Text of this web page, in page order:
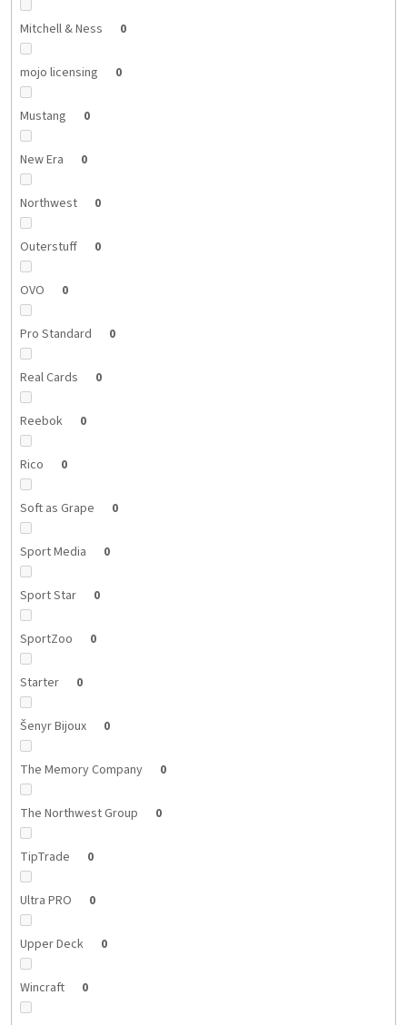
Mitchell & Ness 0
mojo licensing 0
Mustang 0
New Era 0
Northwest 0
Outerstuff 0
OVO 0
Pro Standard 0
Real Cards 0
Reebok 0
Rico 0
Soft as Grape 0
Sport Media 0
Sport Star 0
SportZoo 0
Starter 0
Šenyr Bijoux 0
The Memory Company 0
The Northwest Group 0
TipTrade 0
Ultra PRO 0
Upper Deck 0
Wincraft 0